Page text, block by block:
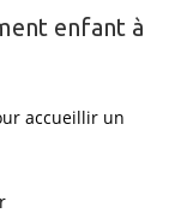
enfant à
accueillir un